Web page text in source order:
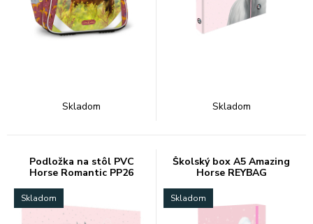
Skladom Skladom
Podložka na stôl PVC
Horse Romantic PP26
Skladom
Školský box A5 Amazing
Horse REYBAG
Skladom